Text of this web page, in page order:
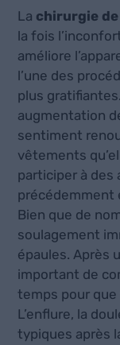
La chirurgie
la fois
améliore
l’une des
plus
augmentation
sentiment
vêtements
participer à des
précédemment
Bien que de
soulagement
épaules. Après
important de
temps pour
L’enflure, la
typiques après